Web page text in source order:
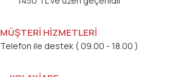
MÜŞTERİ HİZMETLERİ
Telefon ile destek ( 09.00 - 18.00 )